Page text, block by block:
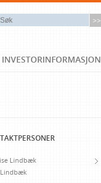
INVESTORINFORMASJON
Lindbæk